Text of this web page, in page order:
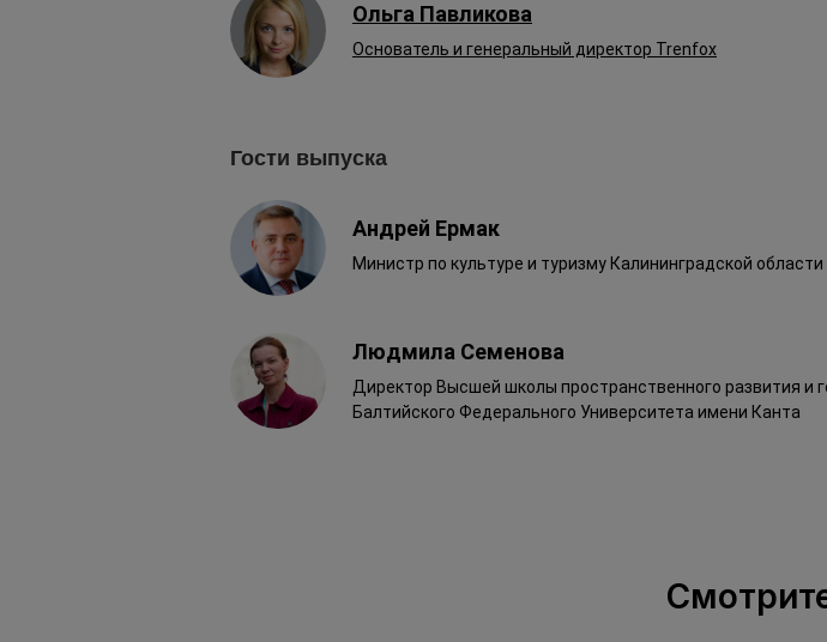
Ольга Павликова
Основатель и генеральный директор Trenfox
Гости выпуска
Андрей Ермак
Министр по культуре и туризму Калининградской области
Людмила Семенова
Директор Высшей школы пространственного развития и
Балтийского Федерального Университета имени Канта